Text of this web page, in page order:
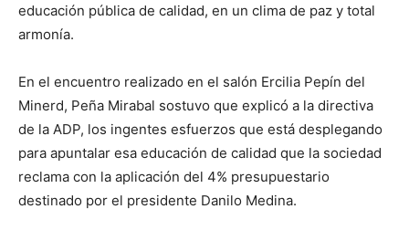
educación pública de calidad, en un clima de paz y total
armonía.
En el encuentro realizado en el salón Ercilia Pepín del
Minerd, Peña Mirabal sostuvo que explicó a la directiva
de la ADP, los ingentes esfuerzos que está desplegando
para apuntalar esa educación de calidad que la sociedad
reclama con la aplicación del 4% presupuestario
destinado por el presidente Danilo Medina.